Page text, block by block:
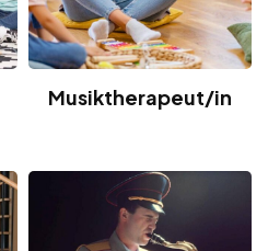
Musiktherapeut/in